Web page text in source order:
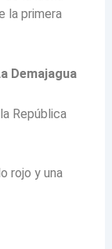
la primera
Demajagua
República
rojo y una